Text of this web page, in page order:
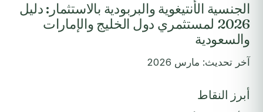
الجنسية الأنتيغوية والبربودية بالاستثمار: دليل
2026 لمستثمري دول الخليج والإمارات
والسعودية
آخر تحديث: مارس 2026
أبرز النقاط